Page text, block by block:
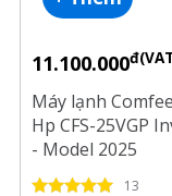
11.100.000
Máy lạnh
Hp CFS-25VGP
- Model 2025
13